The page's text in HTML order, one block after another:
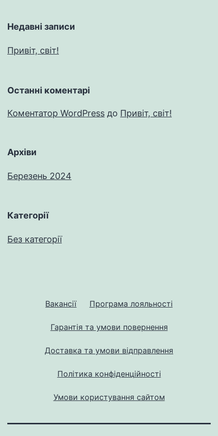
Недавні записи
Привіт, світ!
Останні коментарі
Коментатор WordPress до Привіт, світ!
Архіви
Березень 2024
Категорії
Без категорії
Вакансії Програма лояльності
Гарантія та умови повернення
Доставка та умови відправлення
Політика конфіденційності
Умови користування сайтом